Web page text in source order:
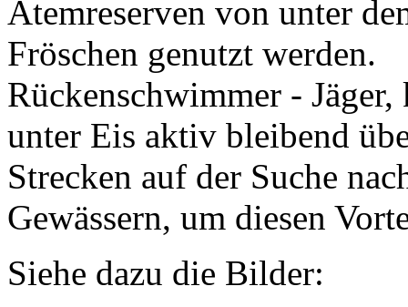
Atemreserven von unter
Fröschen genutzt werden.
Rückenschwimmer -
unter Eis aktiv bleibend
Strecken auf der Suche
Gewässern, um diesen
Siehe dazu die Bilder: